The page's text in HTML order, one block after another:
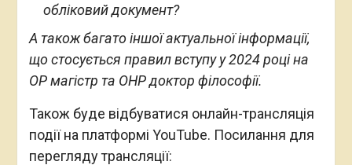
обліковий документ?
А також багато іншої актуальної інформації,
що стосується правил вступу у 2024 році на
ОР магістр та ОНР доктор філософії.
Також буде відбуватися онлайн-трансляція
події на платформі YouTube. Посилання для
перегляду трансляції: